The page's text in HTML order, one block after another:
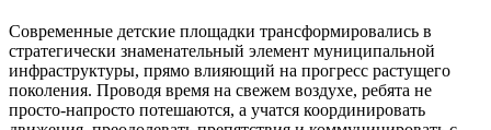
Современные детские площадки трансформировались в
стратегически знаменательный элемент муниципальной
инфраструктуры, прямо влияющий на прогресс растущего
поколения. Проводя время на свежем воздухе, ребята не
просто-напросто потешаются, а учатся координировать